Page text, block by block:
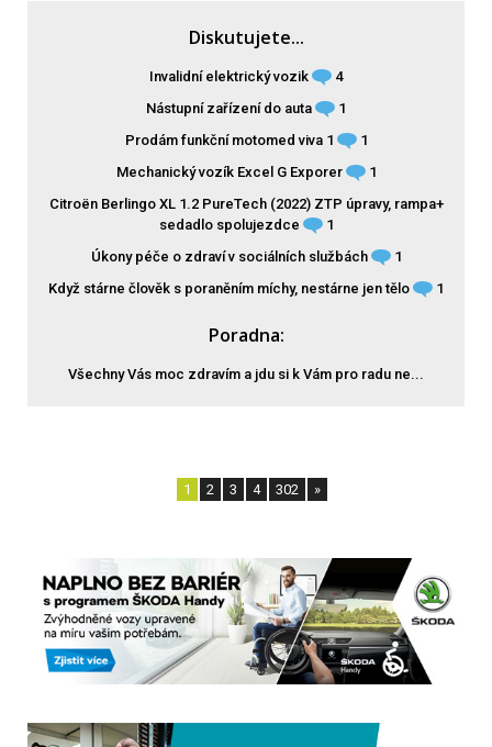
Diskutujete...
Invalidní elektrický vozik
4
Nástupní zařízení do auta
1
Prodám funkční motomed viva 1
1
Mechanický vozík Excel G Exporer
1
Citroën Berlingo XL 1.2 PureTech (2022) ZTP úpravy, rampa+
sedadlo spolujezdce
1
Úkony péče o zdraví v sociálních službách
1
Když stárne člověk s poraněním míchy, nestárne jen tělo
1
Poradna:
Všechny Vás moc zdravím a jdu si k Vám pro radu ne...
1 2 3 4 302 »